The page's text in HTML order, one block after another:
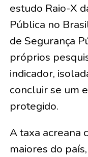
estudo Raio-X
Pública no
de Segurança
próprios
indicador,
concluir se um
protegido.
A taxa acreana
maiores do